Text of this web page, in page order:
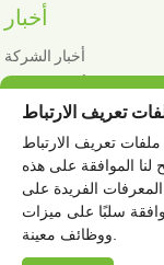
أخبار
أخبار الشركة
السيليكون
مبيدات الأعشاب
تعريف الارتباط
تعريف الارتباط
الموافقة على هذه
الفريدة على
سلبًا على ميزات